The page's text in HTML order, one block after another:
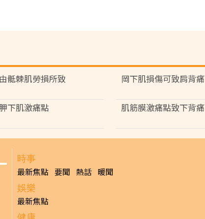
骶棘肌勞損所致 岡下肌損傷可致肩背痛
下肌激痛點 肌筋膜激痛點致下背痛
時事
最新焦點 要聞 熱話 暖聞
娛樂
最新焦點